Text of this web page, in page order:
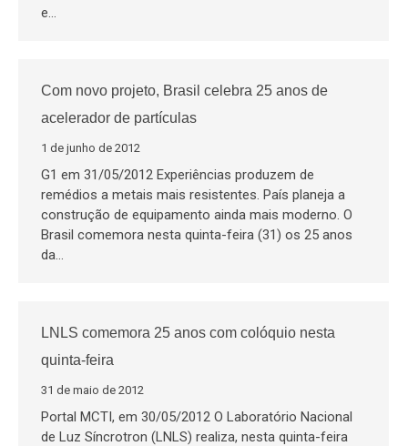
e…
Com novo projeto, Brasil celebra 25 anos de
acelerador de partículas
1 de junho de 2012
G1 em 31/05/2012 Experiências produzem de
remédios a metais mais resistentes. País planeja a
construção de equipamento ainda mais moderno. O
Brasil comemora nesta quinta-feira (31) os 25 anos
da…
LNLS comemora 25 anos com colóquio nesta
quinta-feira
31 de maio de 2012
Portal MCTI, em 30/05/2012 O Laboratório Nacional
de Luz Síncrotron (LNLS) realiza, nesta quinta-feira